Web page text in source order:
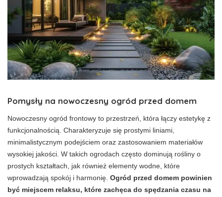
Pomysły na nowoczesny ogród przed domem
Nowoczesny ogród frontowy to przestrzeń, która łączy estetykę z
funkcjonalnością. Charakteryzuje się prostymi liniami,
minimalistycznym podejściem oraz zastosowaniem materiałów
wysokiej jakości. W takich ogrodach często dominują rośliny o
prostych kształtach, jak również elementy wodne, które
wprowadzają spokój i harmonię. Ogród przed domem powinien
być miejscem relaksu, które zachęca do spędzania czasu na